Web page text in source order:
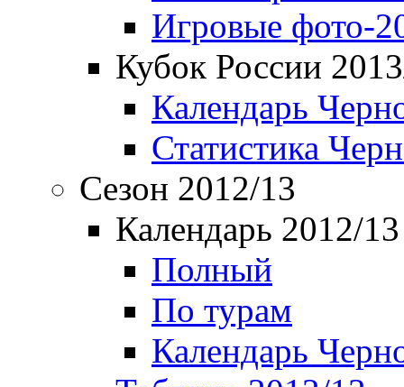
Игровые фото-
Кубок России
Календарь
Статистика
Сезон 2012/13
Календарь 2012/13
Полный
По турам
Календарь